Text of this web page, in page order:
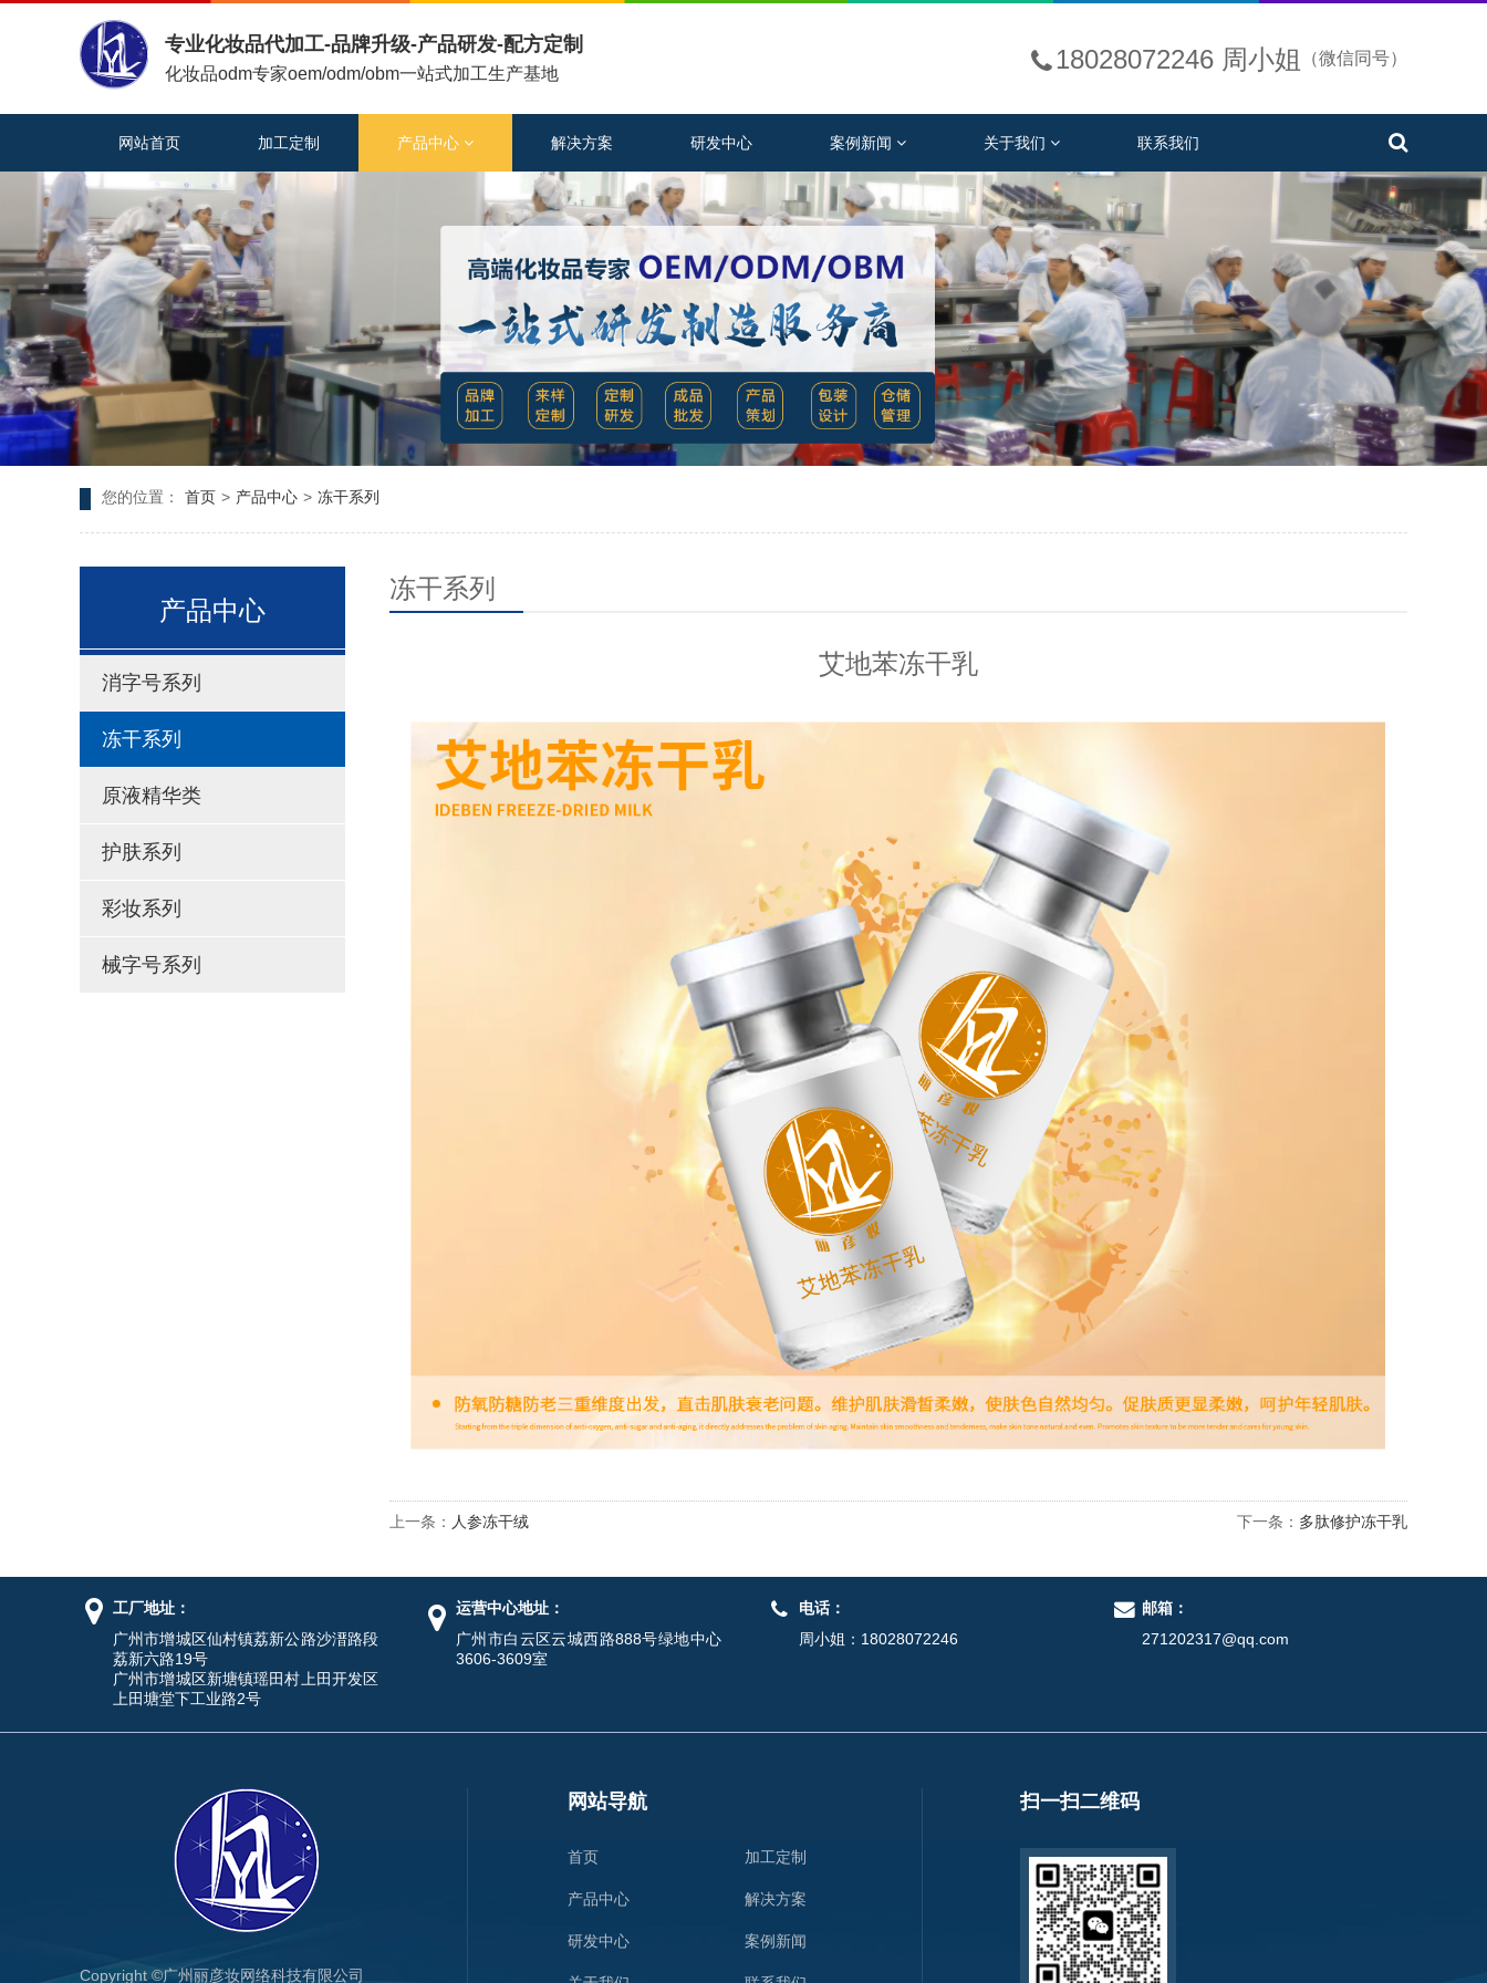
专业化妆品代加工-品牌升级-产品研发-配方定制
化妆品odm专家oem/odm/obm一站式加工生产基地 18028072246 周小姐 （微信同号）
网站首页 加工定制 产品中心 解决方案 研发中心 案例新闻 关于我们 联系我们
您的位置： 首页 > 产品中心 > 冻干系列
产品中心
消字号系列
冻干系列
原液精华类
护肤系列
彩妆系列
械字号系列
冻干系列
艾地苯冻干乳
上一条： 人参冻干绒 下一条： 多肽修护冻干乳
工厂地址：
广州市增城区仙村镇荔新公路沙溍路段
荔新六路19号
广州市增城区新塘镇瑶田村上田开发区
上田塘堂下工业路2号
运营中心地址：
广州市白云区云城西路888号绿地中心
3606-3609室
电话：
周小姐：18028072246
邮箱：
271202317@qq.com
Copyright ©广州丽彦妆网络科技有限公司
网站导航
首页 加工定制
产品中心 解决方案
研发中心 案例新闻
扫一扫二维码